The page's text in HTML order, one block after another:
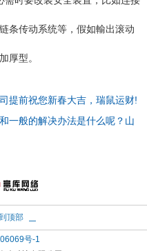
条传动系统等，假如輸出滚动
厚型。
提前祝您新春大吉，瑞鼠运财!
一般的解决办法是什么呢？山
顶部
号-1